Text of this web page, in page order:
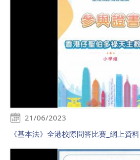
21/06/2023
《基本法》全港校際問答比賽_網上資料